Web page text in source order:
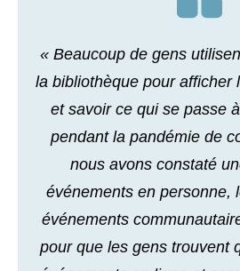
« Beaucoup de gens
la bibliothèque pour afficher
et savoir ce qui se passe
pendant la pandémie de
nous avons constaté
événements en personne,
événements
pour que les gens trouvent